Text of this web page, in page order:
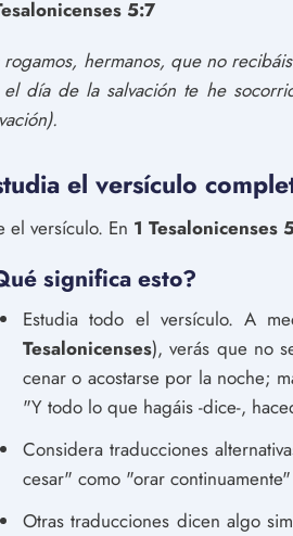
5:7
rogamos, hermanos, que no
día de la salvación te he
el versículo
el versículo. En 1 Tesalonicenses
significa esto?
Estudia todo el versículo. A
Tesalonicenses), verás que no
cenar o acostarse por la noche;
"Y todo lo que hagáis -dice-,
Considera traducciones
cesar" como "orar
Otras traducciones dicen algo